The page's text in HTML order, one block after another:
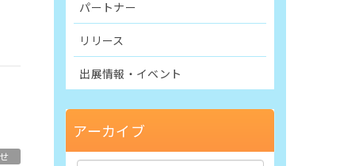
パートナー
リリース
出展情報・イベント
アーカイブ